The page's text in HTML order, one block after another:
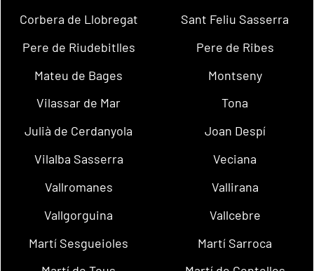
Corbera de Llobregat
Sant Feliu Sasserra
Pere de Riudebitlles
Pere de Ribes
Mateu de Bages
Montseny
Vilassar de Mar
Tona
Julià de Cerdanyola
Joan Despí
Vilalba Sasserra
Veciana
Vallromanes
Vallirana
Vallgorguina
Vallcebre
Martí Sesgueioles
Martí Sarroca